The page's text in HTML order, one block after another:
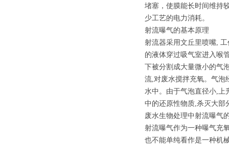
堵塞，使膜能长时间维持
少工艺的电力消耗。
射流曝气的基本原理
射流器采用文丘里喷嘴,
的液体穿过吸气室进入喉
下被分割成大量微小的气
流,对废水搅拌充氧。气泡
水中。由于气泡直径小,上
中的还原性物质,杀灭大部
废水生物处理中射流曝气
射流曝气作为一种曝气充
也不能单纯看作是一种机